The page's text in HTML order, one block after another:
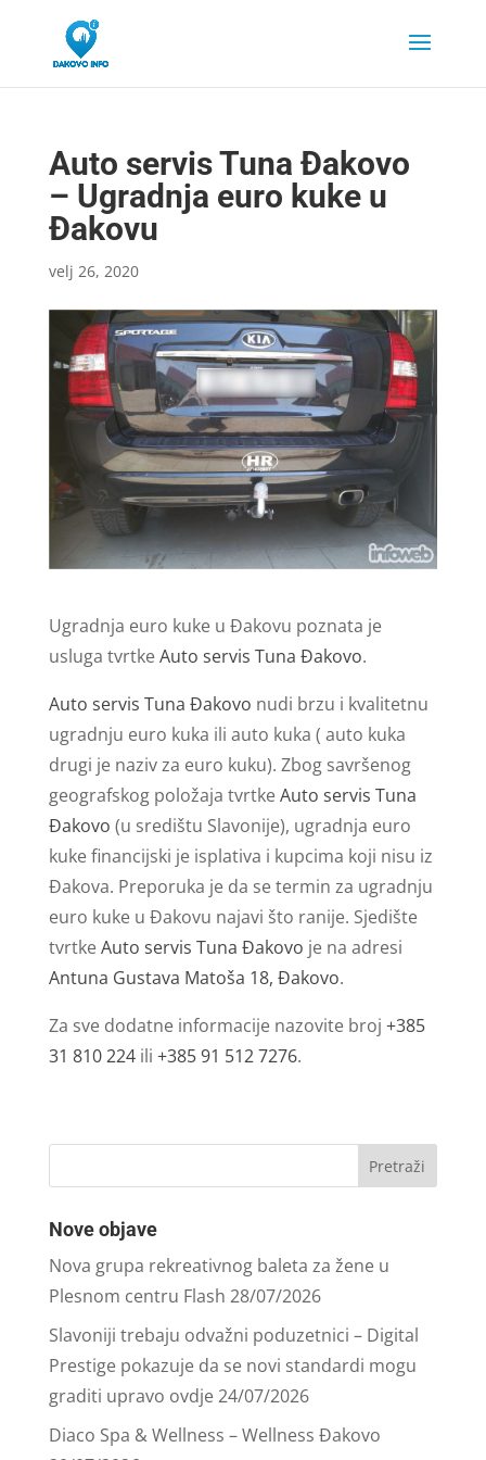
Auto servis Tuna Đakovo
– Ugradnja euro kuke u
Đakovu
velj 26, 2020
Ugradnja euro kuke u Đakovu poznata je
usluga tvrtkeAuto servis Tuna Đakovo.
Auto servis Tuna Đakovo nudi brzu i kvalitetnu
ugradnju euro kuka ili auto kuka ( auto kuka
drugi je naziv za euro kuku). Zbog savršenog
geografskog položaja tvrtkeAuto servis Tuna
Đakovo (u središtu Slavonije), ugradnja euro
kuke financijski je isplativa i kupcima koji nisu iz
Đakova. Preporuka je da se termin za ugradnju
euro kuke u Đakovu najavi što ranije. Sjedište
tvrtkeAuto servis Tuna Đakovo je na adresi
Antuna Gustava Matoša 18, Đakovo.
Za sve dodatne informacije nazovite broj +385
31 810 224ili +385 91 512 7276.
Nove objave
Nova grupa rekreativnog baleta za žene u
Plesnom centru Flash 28/07/2026
Slavoniji trebaju odvažni poduzetnici – Digital
Prestige pokazuje da se novi standardi mogu
graditi upravo ovdje24/07/2026
Diaco Spa & Wellness – Wellness Đakovo